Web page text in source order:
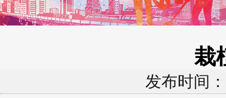
栽
发布时间